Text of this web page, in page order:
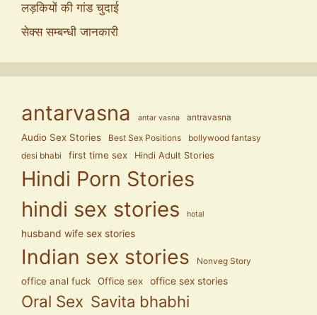
लड़कियों की गांड चुदाई
सेक्स सम्बन्धी जानकारी
antarvasna antar vasna antravasna
Audio Sex Stories Best Sex Positions
bollywood fantasy
desi bhabi
first time sex Hindi Adult Stories
Hindi Porn Stories
hindi sex stories
hotal
husband wife sex stories
Indian sex stories Nonveg Story
office anal fuck Office sex office sex stories
Oral Sex Savita bhabhi